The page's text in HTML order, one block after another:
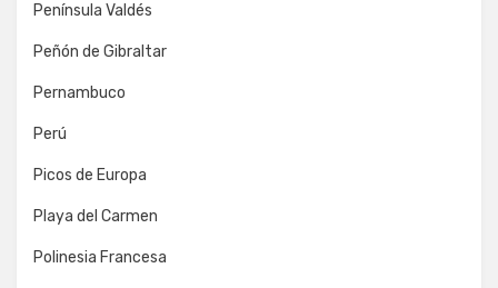
Península Valdés
Peñón de Gibraltar
Pernambuco
Perú
Picos de Europa
Playa del Carmen
Polinesia Francesa